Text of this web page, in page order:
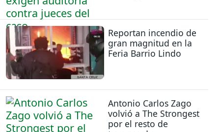
Reportan incendio de
gran magnitud en la
Feria Barrio Lindo
Antonio Carlos Zago
volvió a The Strongest
por el resto de